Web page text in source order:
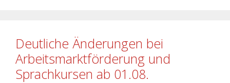
Deutliche Änderungen bei
Arbeitsmarktförderung und
Sprachkursen ab 01.08.